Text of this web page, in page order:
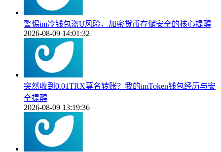
警惕im冷钱包盗U风险，加密货币存储安全的核心提醒
2026-08-09 14:01:32
突然收到0.01TRX莫名转账？我的imToken钱包经历与安
全提醒
2026-08-09 13:19:36